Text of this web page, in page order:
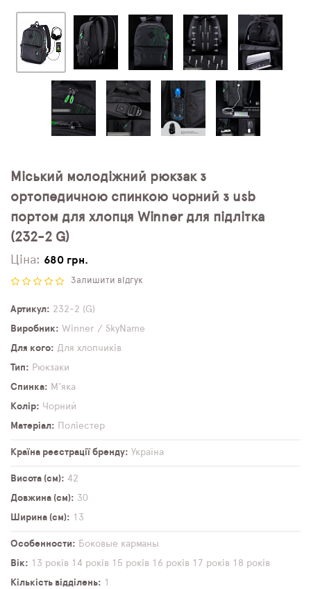
Міський молодіжний рюкзак з
ортопедичною спинкою чорний з usb
портом для хлопця Winner для підлітка
(232-2 G)
Ціна: 680 грн.
Залишити відгук
Артикул
232-2 (G)
Виробник
Winner / SkyName
Для кого
Для хлопчиків
Тип
Рюкзаки
Спинка
М'яка
Колір
Чорний
Матеріал
Поліестер
Країна реєстрації бренду Україна
Висота (см)
42
Довжина (см)
30
Ширина (см)
13
Особенности
Боковые карманы
Вік
13 років 14 років 15 років 16 років 17 років 18 років
Кількість відділень
1